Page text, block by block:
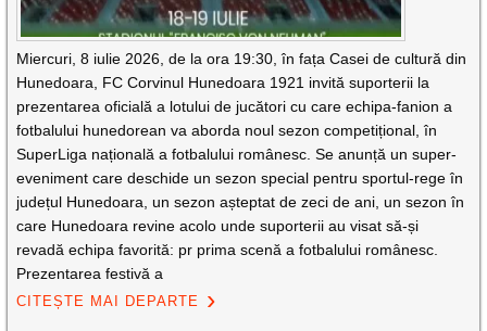
Miercuri, 8 iulie 2026, de la ora 19:30, în fața Casei de cultură din
Hunedoara, FC Corvinul Hunedoara 1921 invită suporterii la
prezentarea oficială a lotului de jucători cu care echipa-fanion a
fotbalului hunedorean va aborda noul sezon competițional, în
SuperLiga națională a fotbalului românesc. Se anunță un super-
eveniment care deschide un sezon special pentru sportul-rege în
județul Hunedoara, un sezon așteptat de zeci de ani, un sezon în
care Hunedoara revine acolo unde suporterii au visat să-și
revadă echipa favorită: pr prima scenă a fotbalului românesc.
Prezentarea festivă a
CITEȘTE MAI DEPARTE